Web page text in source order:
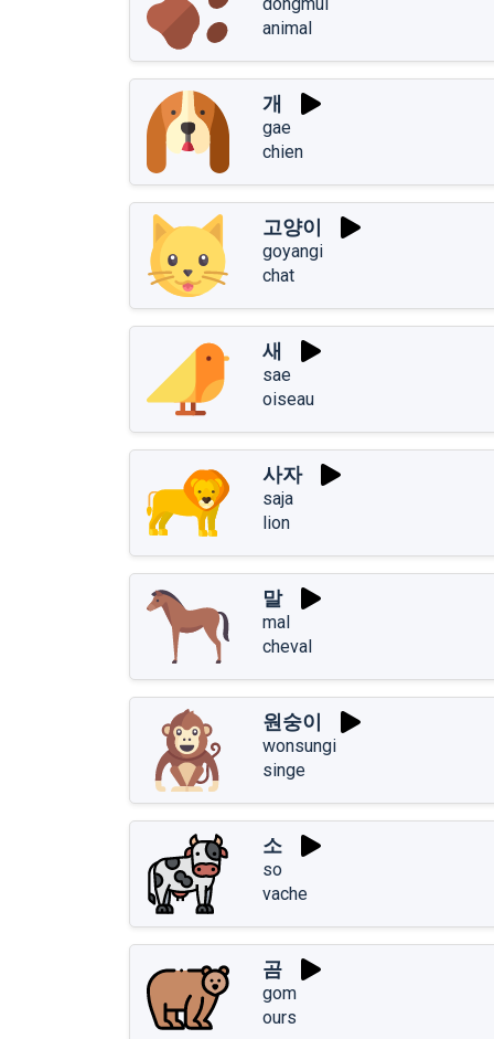
animal
개
gae
chien
고양이
goyangi
chat
새
sae
oiseau
사자
saja
lion
말
mal
cheval
원숭이
wonsungi
singe
소
so
vache
곰
gom
ours